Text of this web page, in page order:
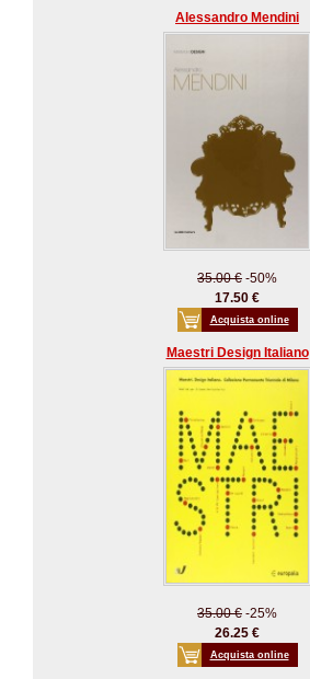
Alessandro Mendini
35.00 € -50%
17.50 €
Acquista online
Maestri Design Italiano
35.00 € -25%
26.25 €
Acquista online